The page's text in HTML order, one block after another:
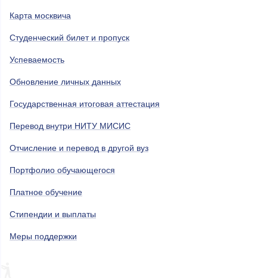
Карта москвича
Студенческий билет и пропуск
Успеваемость
Обновление личных данных
Государственная итоговая аттестация
Перевод внутри НИТУ МИСИС
Отчисление и перевод в другой вуз
Портфолио обучающегося
Платное обучение
Стипендии и выплаты
Меры поддержки